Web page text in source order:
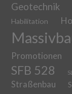
Geotechnik
Habilitation
Promotionen
SFB 528
Straßenbau